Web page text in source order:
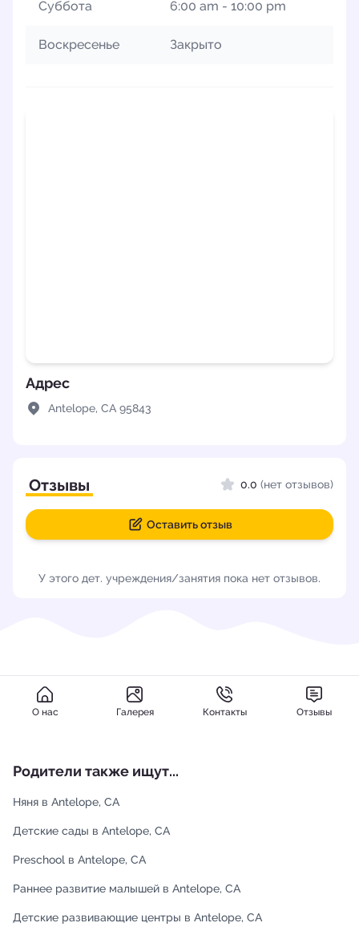
Суббота 6:00 am - 10:00 pm
Воскресенье Закрыто
Адрес
Antelope, CA 95843
Отзывы 0.0 (нет отзывов)
Оставить отзыв
У этого дет. учреждения/занятия пока нет отзывов.
О нас Галерея Контакты Отзывы
Родители также ищут...
Няня в Antelope, CA
Детские сады в Antelope, CA
Preschool в Antelope, CA
Раннее развитие малышей в Antelope, CA
Детские развивающие центры в Antelope, CA